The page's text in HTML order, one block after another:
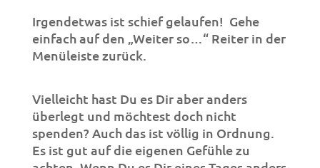
Irgendetwas ist schief gelaufen! Gehe
einfach auf den „Weiter so…“ Reiter in der
Menüleiste zurück.
Vielleicht hast Du es Dir aber anders
überlegt und möchtest doch nicht
spenden? Auch das ist völlig in Ordnung.
Es ist gut auf die eigenen Gefühle zu